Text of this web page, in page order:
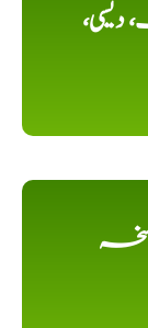
دیسی،